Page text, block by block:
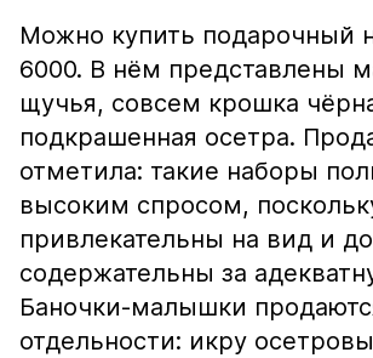
Можно купить подарочный
6000. В нём представлены
щучья, совсем крошка
подкрашенная осетра.
отметила: такие наборы
высоким спросом,
привлекательны на вид и
содержательны за
Баночки-малышки
отдельности: икру